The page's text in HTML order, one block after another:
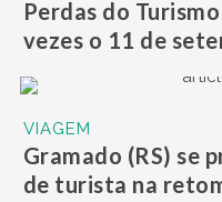
Perdas do
vezes o 11 de
VIAGEM
Gramado (RS) se
de turista na